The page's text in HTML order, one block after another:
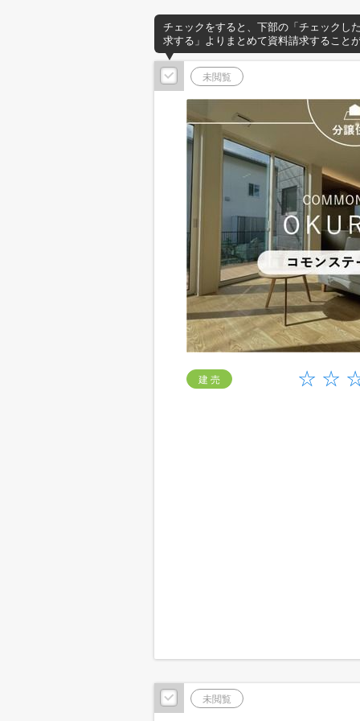
チェックをすると、下部の「チェックし
求する」よりまとめて資料請求すること
未閲覧
建 売
未閲覧